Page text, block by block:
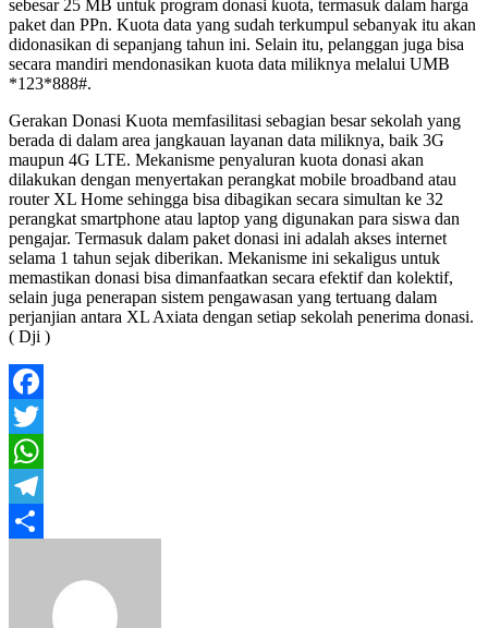
sebesar 25 MB untuk program donasi kuota, termasuk dalam harga
paket dan PPn. Kuota data yang sudah terkumpul sebanyak itu akan
didonasikan di sepanjang tahun ini. Selain itu, pelanggan juga bisa
secara mandiri mendonasikan kuota data miliknya melalui UMB
*123*888#.
Gerakan Donasi Kuota memfasilitasi sebagian besar sekolah yang
berada di dalam area jangkauan layanan data miliknya, baik 3G
maupun 4G LTE. Mekanisme penyaluran kuota donasi akan
dilakukan dengan menyertakan perangkat mobile broadband atau
router XL Home sehingga bisa dibagikan secara simultan ke 32
perangkat smartphone atau laptop yang digunakan para siswa dan
pengajar. Termasuk dalam paket donasi ini adalah akses internet
selama 1 tahun sejak diberikan. Mekanisme ini sekaligus untuk
memastikan donasi bisa dimanfaatkan secara efektif dan kolektif,
selain juga penerapan sistem pengawasan yang tertuang dalam
perjanjian antara XL Axiata dengan setiap sekolah penerima donasi.
( Dji )
Facebook
Twitter
WhatsApp
Telegram